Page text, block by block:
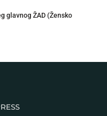
glavnog ŽAD (Žensko